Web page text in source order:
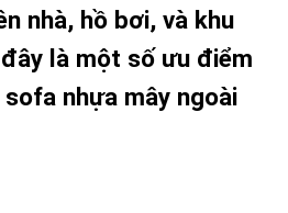
nhà, hồ bơi, và khu
là một số ưu điểm
nhựa mây ngoài